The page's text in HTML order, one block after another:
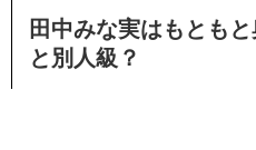
田中みな実はもとも
と別人級？